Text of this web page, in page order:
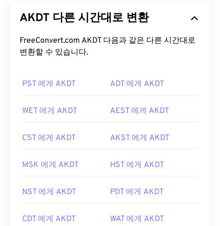
AKDT 다른 시간대로 변환
FreeConvert.com AKDT 다음과 같은 다른 시간대로
변환할 수 있습니다.
PST 에게 AKDT ADT 에게 AKDT
WET 에게 AKDT AEST 에게 AKDT
CST 에게 AKDT AKST 에게 AKDT
MSK 에게 AKDT HST 에게 AKDT
NST 에게 AKDT PDT 에게 AKDT
CDT 에게 AKDT WAT 에게 AKDT